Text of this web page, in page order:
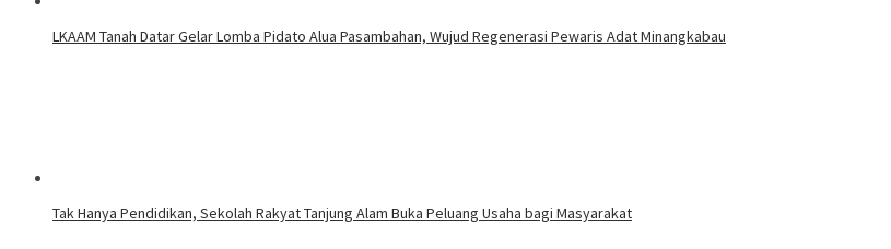
LKAAM Tanah Datar Gelar Lomba Pidato Alua Pasambahan, Wujud Regenerasi Pewaris Adat Minangkabau
Tak Hanya Pendidikan, Sekolah Rakyat Tanjung Alam Buka Peluang Usaha bagi Masyarakat